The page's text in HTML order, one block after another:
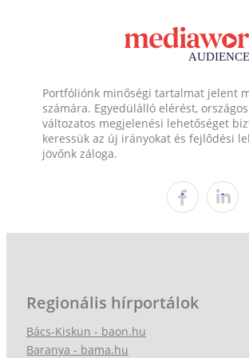
Portfóliónk minőségi tartalmat jelent
számára. Egyedülálló elérést,
változatos megjelenési lehetőséget
keressük az új irányokat és fejlődési
jövőnk záloga.
Regionális hírportálok
Bács-Kiskun - baon.hu
Baranya - bama.hu